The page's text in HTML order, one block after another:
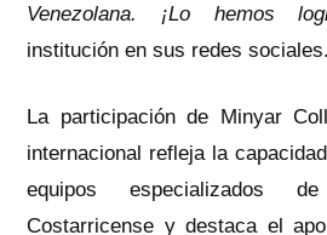
Venezolana. ¡Lo hemos
institución en sus redes sociales.
La participación de Minyar
internacional refleja la
equipos especializados
Costarricense y destaca el